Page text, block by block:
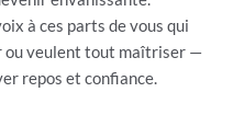
à ces parts de vous qui
ou veulent tout maîtriser —
repos et confiance.